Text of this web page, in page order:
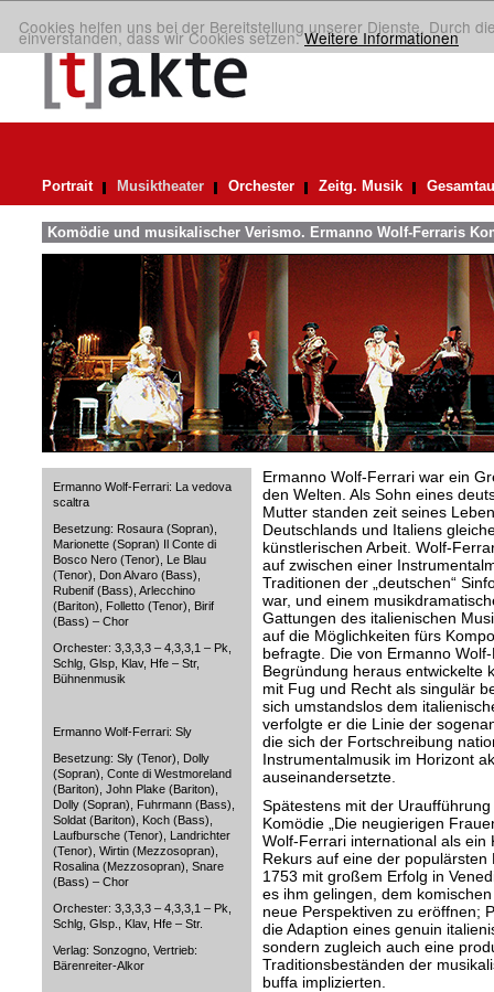
Cookies helfen uns bei der Bereitstellung unserer Dienste. Durch
einverstanden, dass wir Cookies setzen.Weitere Informationen
Portrait Musiktheater Orchester Zeitg. Musik
Komödie und musikalischer Verismo. Ermanno Wolf-Ferraris
Ermanno Wolf-Ferrari: La vedova
scaltra
Besetzung: Rosaura (Sopran),
Marionette (Sopran) Il Conte di
Bosco Nero (Tenor), Le Blau
(Tenor), Don Alvaro (Bass),
Rubenif (Bass), Arlecchino
(Bariton), Folletto (Tenor), Birif
(Bass) – Chor
Orchester: 3,3,3,3 – 4,3,3,1 – Pk,
Schlg, Glsp, Klav, Hfe – Str,
Bühnenmusik
Ermanno Wolf-Ferrari: Sly
Besetzung: Sly (Tenor), Dolly
(Sopran), Conte di Westmoreland
(Bariton), John Plake (Bariton),
Dolly (Sopran), Fuhrmann (Bass),
Soldat (Bariton), Koch (Bass),
Laufbursche (Tenor), Landrichter
(Tenor), Wirtin (Mezzosopran),
Rosalina (Mezzosopran), Snare
(Bass) – Chor
Orchester: 3,3,3,3 – 4,3,3,1 – Pk,
Schlg, Glsp., Klav, Hfe – Str.
Verlag: Sonzogno, Vertrieb:
Bärenreiter-Alkor
Ermanno Wolf-Ferrari war ein
den Welten. Als Sohn eines
Mutter standen zeit seines
Deutschlands und Italiens
künstlerischen Arbeit. Wolf-
auf zwischen einer
Traditionen der „deutschen“
war, und einem
Gattungen des italienischen
auf die Möglichkeiten fürs
befragte. Die von Ermanno
Begründung heraus entwickelte
mit Fug und Recht als singulär
sich umstandslos dem
verfolgte er die Linie der
die sich der Fortschreibung
Instrumentalmusik im Horizont
auseinandersetzte.
Spätestens mit der
Komödie „Die neugierigen
Wolf-Ferrari international als ein
Rekurs auf eine der
1753 mit großem Erfolg in
es ihm gelingen, dem
neue Perspektiven zu eröffnen;
die Adaption eines genuin
sondern zugleich auch eine
Traditionsbeständen der
buffa implizierten.